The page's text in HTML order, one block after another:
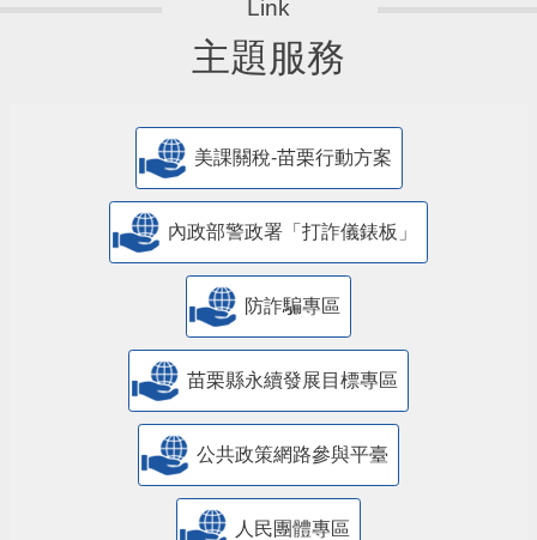
主題服務
美課關稅-苗栗行動方案
內政部警政署「打詐儀錶板」
防詐騙專區
苗栗縣永續發展目標專區
公共政策網路參與平臺
人民團體專區